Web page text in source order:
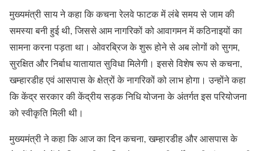
मुख्यमंत्री साय ने कहा कि कचना रेलवे फाटक में लंबे समय से जाम की
समस्या बनी हुई थी, जिससे आम नागरिकों को आवागमन में कठिनाइयों का
सामना करना पड़ता था। ओवरब्रिज के शुरू होने से अब लोगों को सुगम,
सुरक्षित और निर्बाध यातायात सुविधा मिलेगी। इससे विशेष रूप से कचना,
खम्हारडीह एवं आसपास के क्षेत्रों के नागरिकों को लाभ होगा। उन्होंने कहा
कि केंद्र सरकार की केंद्रीय सड़क निधि योजना के अंतर्गत इस परियोजना
को स्वीकृति मिली थी।
मुख्यमंत्री ने कहा कि आज का दिन कचना, खम्हारडीह और आसपास के